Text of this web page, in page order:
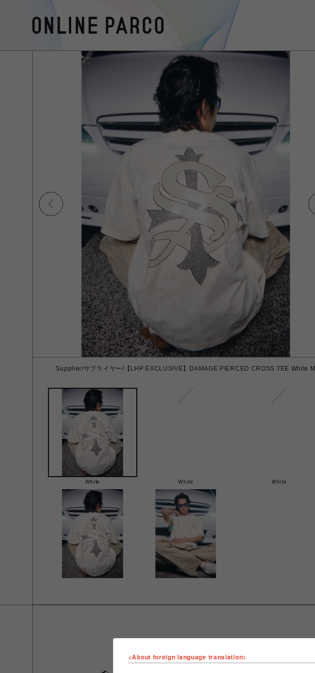
Supplier/サプライヤー/【LHP EXCLUSIVE】DAMAGE PIERCED CROSS TEE White M
White White White
ショップ名
<About foreign language translation>